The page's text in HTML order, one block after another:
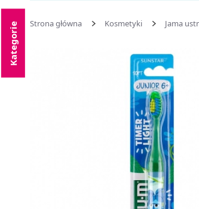
Strona główna Kosmetyki Jama
Kategorie